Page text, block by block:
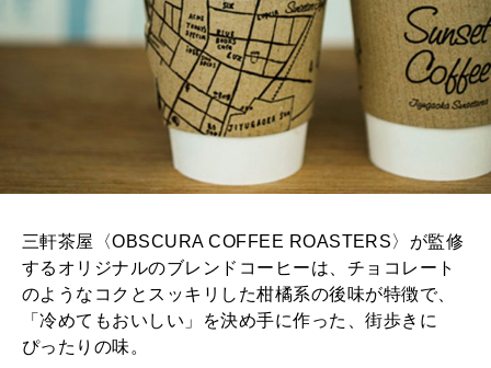
三軒茶屋〈OBSCURA COFFEE ROASTERS〉が監修
するオリジナルのブレンドコーヒーは、チョコレート
のようなコクとスッキリした柑橘系の後味が特徴で、
「冷めてもおいしい」を決め手に作った、街歩きに
ぴったりの味。